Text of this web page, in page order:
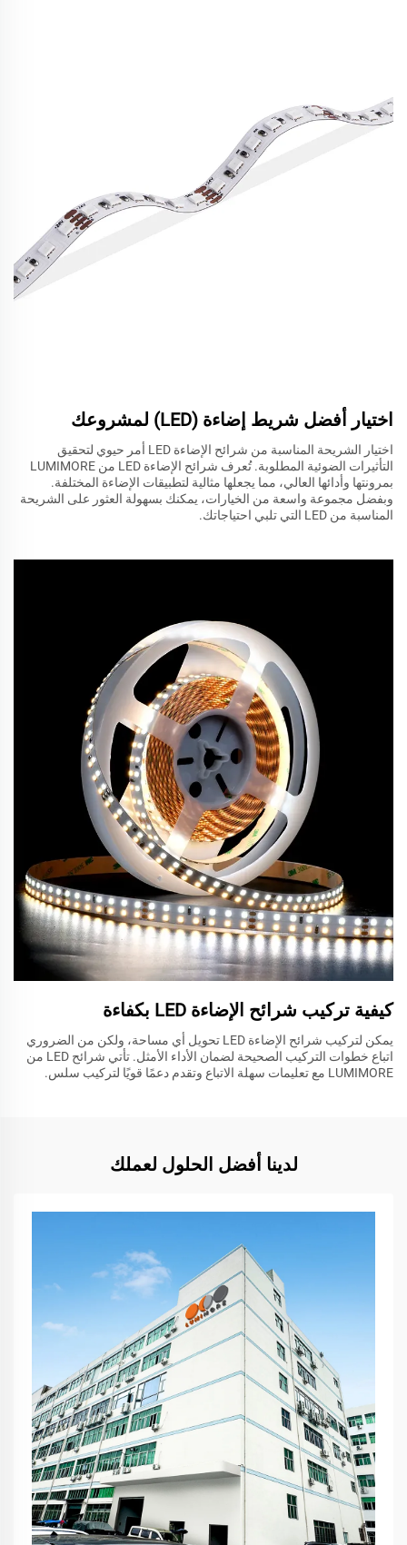
اختيار أفضل شريط إضاءة (LED) لمشروعك
اختيار الشريحة المناسبة من شرائح الإضاءة LED أمر حيوي لتحقيق
التأثيرات الضوئية المطلوبة. تُعرف شرائح الإضاءة LED من LUMIMORE
بمرونتها وأدائها العالي، مما يجعلها مثالية لتطبيقات الإضاءة المختلفة.
وبفضل مجموعة واسعة من الخيارات، يمكنك بسهولة العثور على الشريحة
المناسبة من LED التي تلبي احتياجاتك.
كيفية تركيب شرائح الإضاءة LED بكفاءة
يمكن لتركيب شرائح الإضاءة LED تحويل أي مساحة، ولكن من الضروري
اتباع خطوات التركيب الصحيحة لضمان الأداء الأمثل. تأتي شرائح LED من
LUMIMORE مع تعليمات سهلة الاتباع وتقدم دعمًا قويًا لتركيب سلس.
لدينا أفضل الحلول لعملك